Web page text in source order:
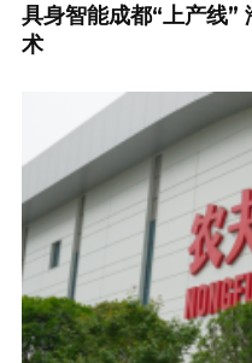
具身智能成都“上产线”
术